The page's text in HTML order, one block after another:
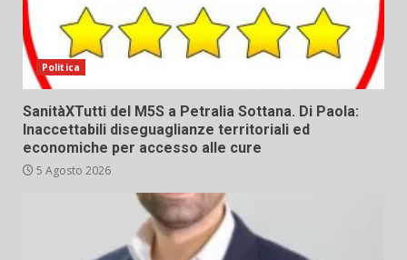
Politica
SanitàXTutti del M5S a Petralia Sottana. Di Paola:
Inaccettabili diseguaglianze territoriali ed
economiche per accesso alle cure
5 Agosto 2026